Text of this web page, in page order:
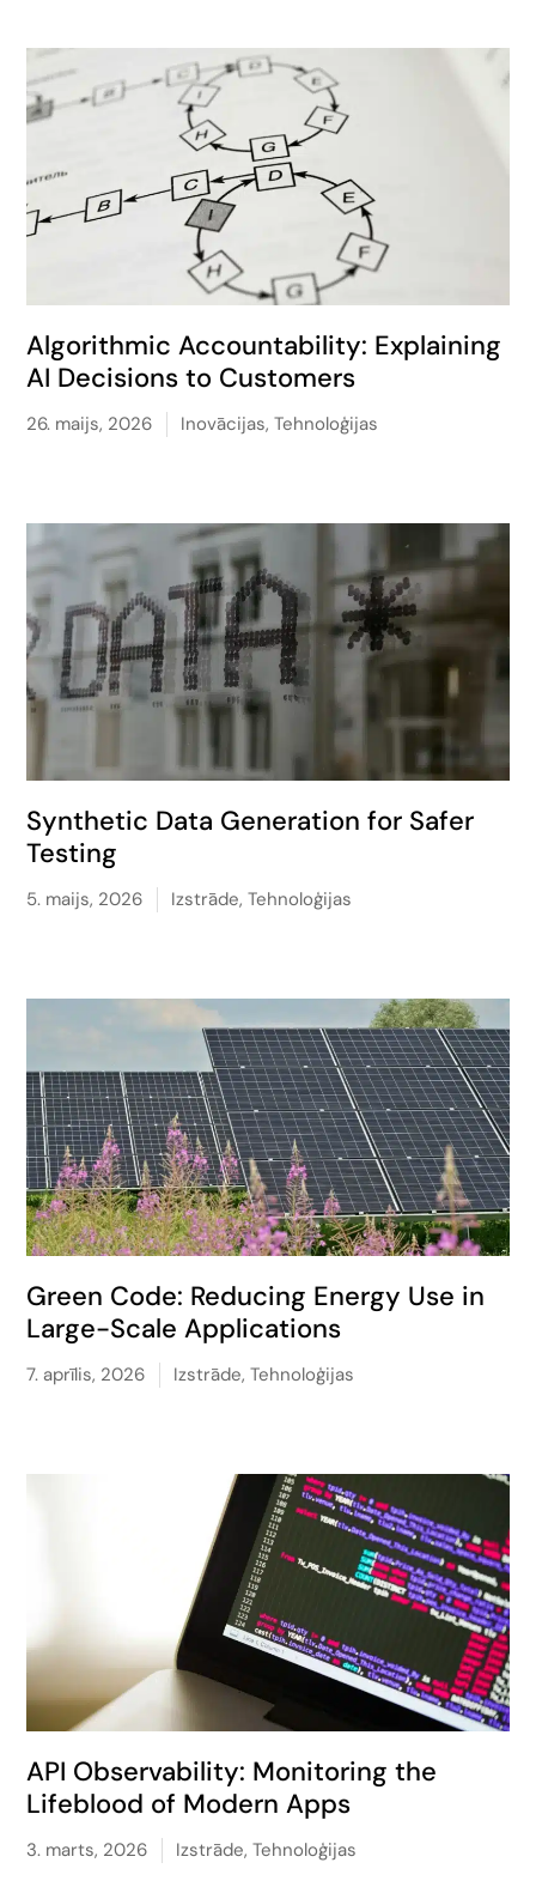
Algorithmic Accountability: Explaining
AI Decisions to Customers
26. maijs, 2026 Inovācijas,Tehnoloģijas
Synthetic Data Generation for Safer
Testing
5. maijs, 2026 Izstrāde,Tehnoloģijas
Green Code: Reducing Energy Use in
Large-Scale Applications
7. aprīlis, 2026 Izstrāde,Tehnoloģijas
API Observability: Monitoring the
Lifeblood of Modern Apps
3. marts, 2026 Izstrāde,Tehnoloģijas